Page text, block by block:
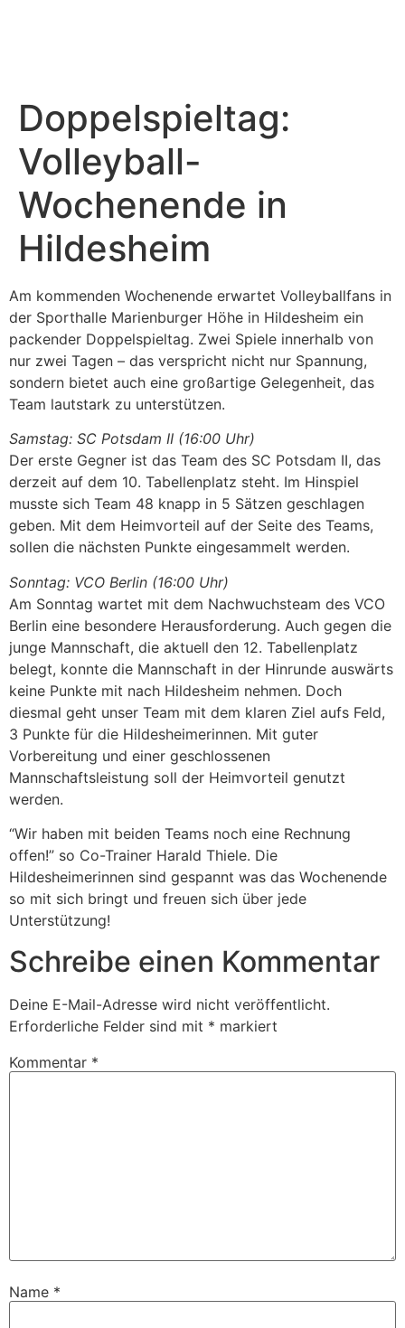
Doppelspieltag:
Volleyball-
Wochenende in
Hildesheim
Am kommenden Wochenende erwartet Volleyballfans in
der Sporthalle Marienburger Höhe in Hildesheim ein
packender Doppelspieltag. Zwei Spiele innerhalb von
nur zwei Tagen – das verspricht nicht nur Spannung,
sondern bietet auch eine großartige Gelegenheit, das
Team lautstark zu unterstützen.
Samstag: SC Potsdam II (16:00 Uhr)
Der erste Gegner ist das Team des SC Potsdam II, das
derzeit auf dem 10. Tabellenplatz steht. Im Hinspiel
musste sich Team 48 knapp in 5 Sätzen geschlagen
geben. Mit dem Heimvorteil auf der Seite des Teams,
sollen die nächsten Punkte eingesammelt werden.
Sonntag: VCO Berlin (16:00 Uhr)
Am Sonntag wartet mit dem Nachwuchsteam des VCO
Berlin eine besondere Herausforderung. Auch gegen die
junge Mannschaft, die aktuell den 12. Tabellenplatz
belegt, konnte die Mannschaft in der Hinrunde auswärts
keine Punkte mit nach Hildesheim nehmen. Doch
diesmal geht unser Team mit dem klaren Ziel aufs Feld,
3 Punkte für die Hildesheimerinnen. Mit guter
Vorbereitung und einer geschlossenen
Mannschaftsleistung soll der Heimvorteil genutzt
werden.
“Wir haben mit beiden Teams noch eine Rechnung
offen!” so Co-Trainer Harald Thiele. Die
Hildesheimerinnen sind gespannt was das Wochenende
so mit sich bringt und freuen sich über jede
Unterstützung!
Schreibe einen Kommentar
Deine E-Mail-Adresse wird nicht veröffentlicht.
Erforderliche Felder sind mit * markiert
Kommentar *
Name *